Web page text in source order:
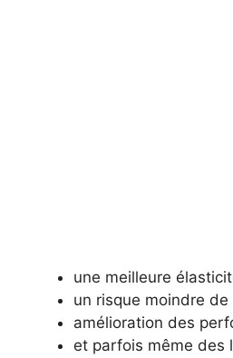
une meilleure
un risque moindre
amélioration des
et parfois même des